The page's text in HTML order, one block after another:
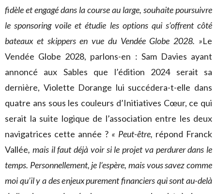
fidèle et engagé dans la course au large, souhaite poursuivre
le sponsoring voile et étudie les options qui s’offrent côté
bateaux et skippers en vue du Vendée Globe 2028. »Le
Vendée Globe 2028, parlons-en : Sam Davies ayant
annoncé aux Sables que l’édition 2024 serait sa
dernière, Violette Dorange lui succédera-t-elle dans
quatre ans sous les couleurs d’Initiatives Cœur, ce qui
serait la suite logique de l’association entre les deux
navigatrices cette année ? « Peut-être, répond Franck
Vallée, mais il faut déjà voir si le projet va perdurer dans le
temps. Personnellement, je l’espère, mais vous savez comme
moi qu’il y a des enjeux purement financiers qui sont au-delà